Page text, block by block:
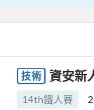
技術 資安新
14th鐵人賽